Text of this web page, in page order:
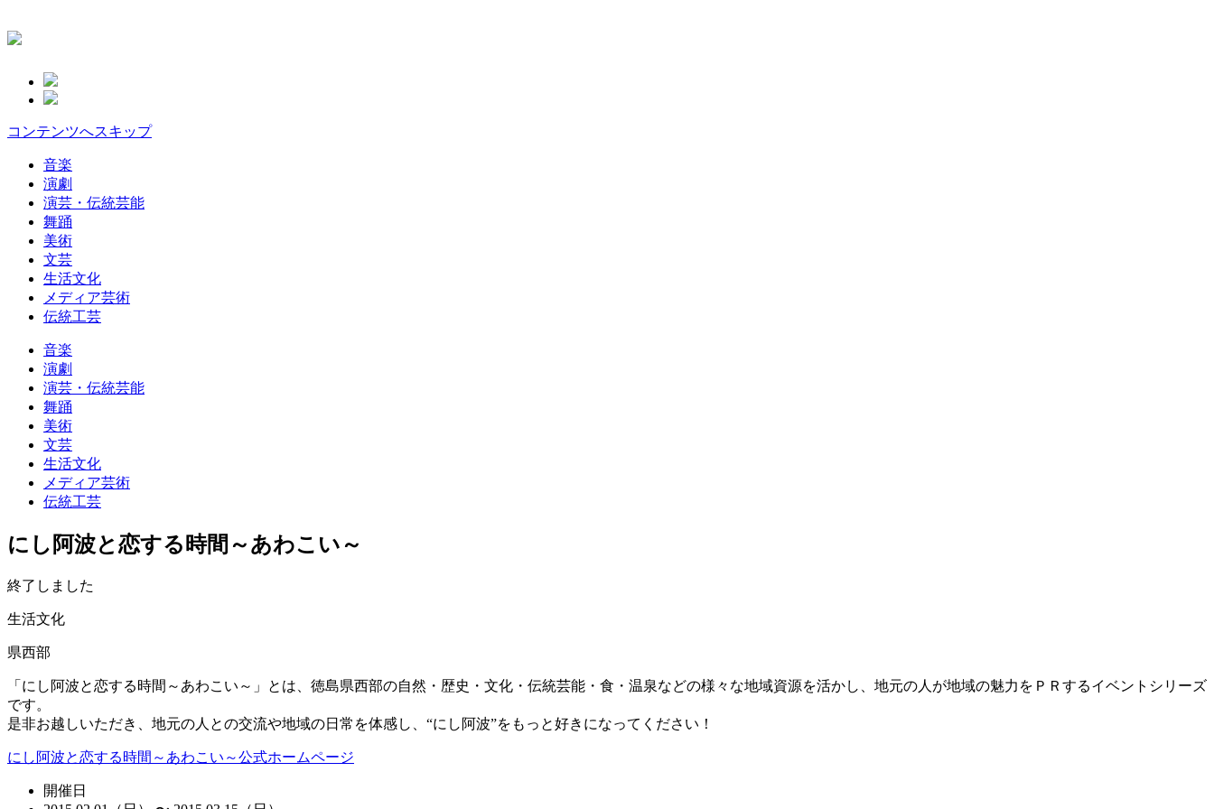
コンテンツへスキップ
音楽
演劇
演芸・伝統芸能
舞踊
美術
文芸
生活文化
メディア芸術
伝統工芸
音楽
演劇
演芸・伝統芸能
舞踊
美術
文芸
生活文化
メディア芸術
伝統工芸
にし阿波と恋する時間～あわこい～
終了しました
生活文化
県西部
「にし阿波と恋する時間～あわこい～」とは、徳島県西部の自然・歴史・文化・伝統芸能・食・温泉などの様々な地域資源を活かし、地元の人が地域の魅力をＰＲするイベントシリーズ
です。
是非お越しいただき、地元の人との交流や地域の日常を体感し、“にし阿波”をもっと好きになってください！
にし阿波と恋する時間～あわこい～公式ホームページ
開催日